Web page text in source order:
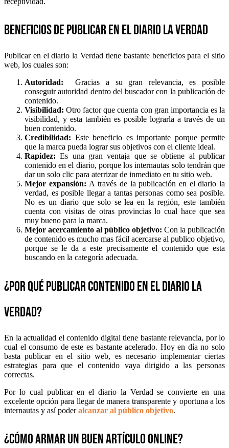
Beneficios de publicar en el diario la Verdad
Publicar en el diario la Verdad tiene bastante beneficios para el sitio
web, los cuales son:
Autoridad:
Gracias a su gran relevancia, es posible
conseguir autoridad dentro del buscador con la publicación de
contenido.
Visibilidad:Otro factor que cuenta con gran importancia es la
visibilidad, y esta también es posible lograrla a través de un
buen contenido.
Credibilidad: Este beneficio es importante porque permite
que la marca pueda lograr sus objetivos con el cliente ideal.
Rapidez:Es una gran ventaja que se obtiene al publicar
contenido en el diario, porque los internautas solo tendrán que
dar un solo clic para aterrizar de inmediato en tu sitio web.
Mejor expansión: A través de la publicación en el diario la
verdad, es posible llegar a tantas personas como sea posible.
No es un diario que solo se lea en la región, este también
cuenta con visitas de otras provincias lo cual hace que sea
muy bueno para la marca.
Mejor acercamiento al público objetivo: Con la publicación
de contenido es mucho mas fácil acercarse al publico objetivo,
porque se le da a este precisamente el contenido que esta
buscando en la categoría adecuada.
¿Por qué publicar contenido en el diario la
verdad?
En la actualidad el contenido digital tiene bastante relevancia, por lo
cual el consumo de este es bastante acelerado. Hoy en día no solo
basta publicar en el sitio web, es necesario implementar ciertas
estrategias para que el contenido vaya dirigido a las personas
correctas.
Por lo cual publicar en el diario la Verdad se convierte en una
excelente opción para llegar de manera transparente y oportuna a los
internautas y así poderalcanzar al público objetivo.
¿Cómo armar un buen artículo online?